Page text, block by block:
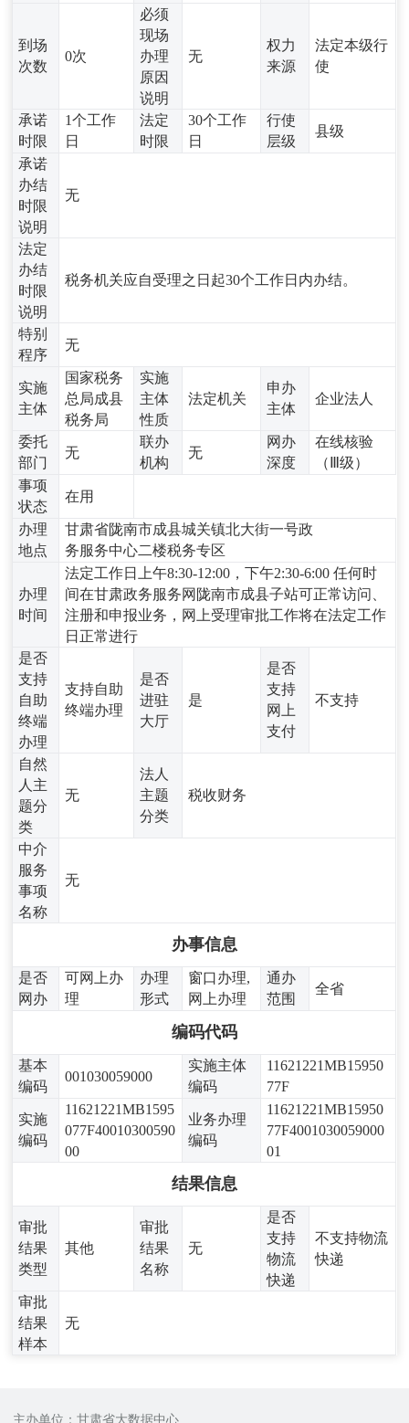
到场
次数
0次
必须
现场
办理
原因
说明
无
权力
来源
法定本级行
使
承诺
时限
1个工作
日
法定
时限
30个工作
日
行使
层级
县级
承诺
办结
时限
说明
无
法定
办结
时限
说明
税务机关应自受理之日起30个工作日内办结。
特别
程序
无
实施
主体
国家税务
总局成县
税务局
实施
主体
性质
法定机关
申办
主体
企业法人
委托
部门
无
联办
机构
无
网办
深度
在线核验
（Ⅲ级）
事项
状态
在用
办理
地点
甘肃省陇南市成县城关镇北大街一号政
务服务中心二楼税务专区
办理
时间
法定工作日上午8:30-12:00，下午2:30-6:00 任何时
间在甘肃政务服务网陇南市成县子站可正常访问、
注册和申报业务，网上受理审批工作将在法定工作
日正常进行
是否
支持
自助
终端
办理
支持自助
终端办理
是否
进驻
大厅
是
是否
支持
网上
支付
不支持
自然
人主
题分
类
无
法人
主题
分类
税收财务
中介
服务
事项
名称
无
办事信息
是否
网办
可网上办
理
办理
形式
窗口办理,
网上办理
通办
范围
全省
编码代码
基本
编码
001030059000
实施主体
编码
11621221MB15950
77F
实施
编码
11621221MB1595
077F40010300590
00
业务办理
编码
11621221MB15950
77F4001030059000
01
结果信息
审批
结果
类型
其他
审批
结果
名称
无
是否
支持
物流
快递
不支持物流
快递
审批
结果
样本
无
主办单位：甘肃省大数据中心